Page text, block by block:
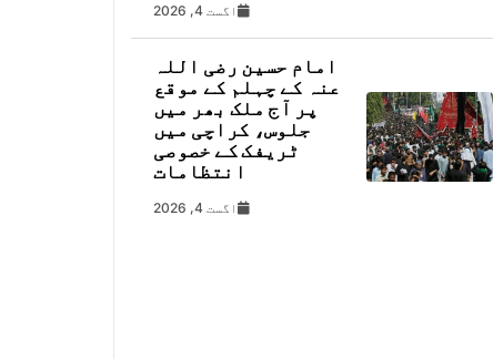
اگست 4, 2026
امام حسین رضی اللہ
عنہ کے چہلم کے موقع
پر آج ملک بھر میں
جلوس، کراچی میں
ٹریفک کے خصوصی
انتظامات
اگست 4, 2026